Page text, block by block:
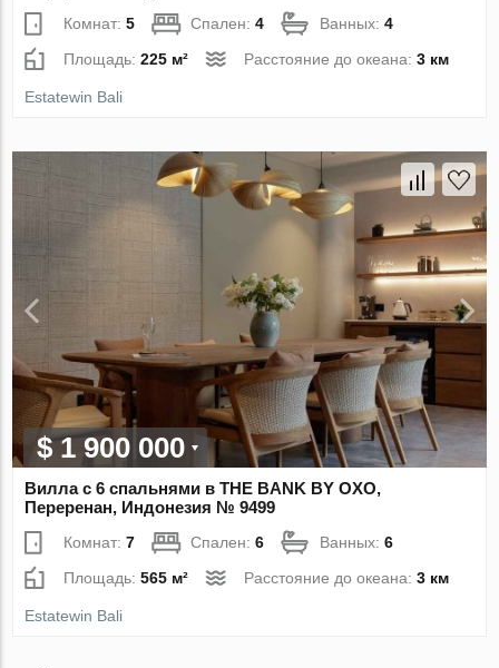
Комнат:5 Спален:4 Ванных:4
Площадь:225 м² Расстояние до океана:3 км
Estatewin Bali
$ 1 900 000
Вилла с 6 спальнями в THE BANK BY OXO,
Переренан, Индонезия № 9499
Комнат:7 Спален:6 Ванных:6
Площадь:565 м² Расстояние до океана:3 км
Estatewin Bali